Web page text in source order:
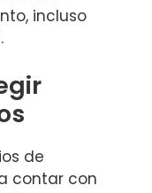
incluso
de
contar con